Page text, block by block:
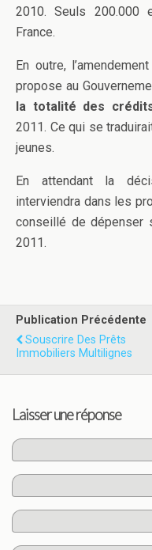
2010. Seuls 200.000
France.
En outre,
propose au
la totalité des
2011. Ce qui se
jeunes.
En attendant la
interviendra dans les
conseillé de dépenser
2011.
Publication Précédente
Souscrire Des Prêts
Immobiliers Multilignes
Laisser une réponse